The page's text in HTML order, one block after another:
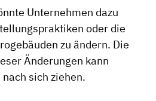
Unternehmen dazu
oder die
zu ändern. Die
Änderungen kann
sich ziehen.